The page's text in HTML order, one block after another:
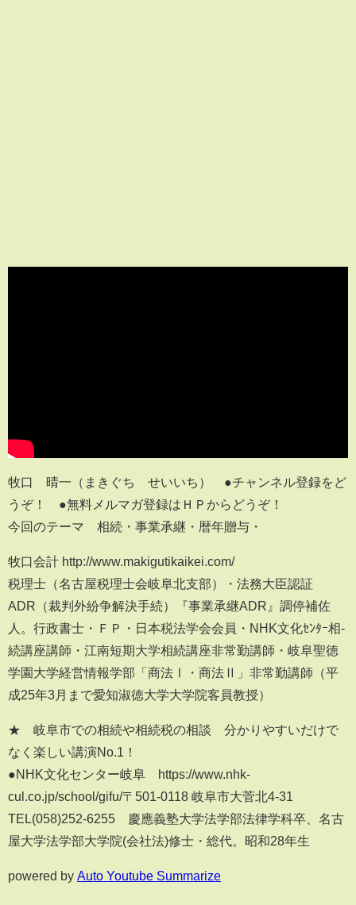
牧口 晴一（まきぐち せいいち） ●チャンネル登録をど
うぞ！ ●無料メルマガ登録はＨＰからどうぞ！
今回のテーマ 相続・事業承継・暦年贈与・
牧口会計 http://www.makigutikaikei.com/
税理士（名古屋税理士会岐阜北支部）・法務大臣認証
ADR（裁判外紛争解決手続）『事­業承継ADR』調停補佐
人。行政書士・ＦＰ・日本税法学会会員・NHK文化ｾﾝﾀｰ相­
続講座講師・江南短期大学相続講座非常勤講師・岐阜聖徳
学園大学経営情報学部「商法Ⅰ­・商法Ⅱ」非常勤講師（平
成25年3月まで愛知淑徳大学大学院客員教授）
★ 岐阜市での相続や相続税の相談 分かりやすいだけで
なく楽しい講演No.1！
●NHK文化センター岐阜 https://www.nhk-
cul.co.jp/school/gifu/〒501-0118 岐阜市大菅北4-31
TEL(058)252-6255 慶應義塾大学法学部法律学科卒、名古
屋大学法学部大学院(会社法)修士・総代。昭和2­8年生
powered by Auto Youtube Summarize